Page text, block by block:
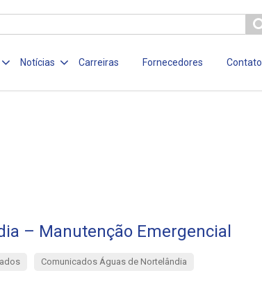
Notícias Carreiras Fornecedores Contato
– Manutenção Emergencial
Comunicados Águas de Nortelândia